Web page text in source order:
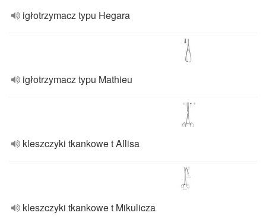
igłotrzymacz typu Hegara
igłotrzymacz typu Mathieu
kleszczyki tkankowe t Allisa
kleszczyki tkankowe t Mikulicza